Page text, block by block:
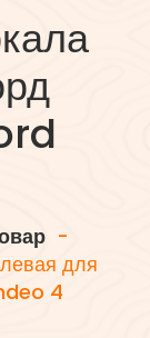
-
для
4